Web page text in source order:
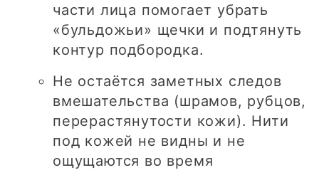
части лица помогает убрать
«бульдожьи» щечки и подтянуть
контур подбородка.
Не остаётся заметных следов
вмешательства (шрамов, рубцов,
перерастянутости кожи). Нити
под кожей не видны и не
ощущаются во время